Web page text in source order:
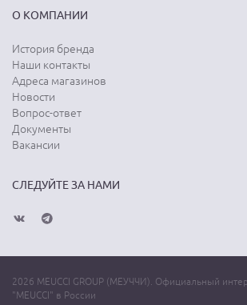
О КОМПАНИИ
История бренда
Наши контакты
Адреса магазинов
Новости
Вопрос-ответ
Документы
Вакансии
СЛЕДУЙТЕ ЗА НАМИ
2026 MEUCCI GROUP (МЕУЧЧИ). Официальный
"MEUCCI" в России